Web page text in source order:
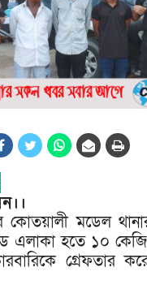
কোতয়ালী মডেল
এলাকা হতে ১০
গ্রেফতার